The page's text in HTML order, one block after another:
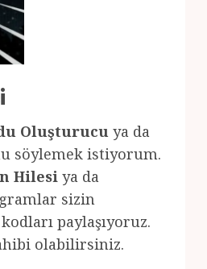
Oluşturucu ya da
söylemek istiyorum.
Hilesi ya da
sizin
paylaşıyoruz.
olabilirsiniz.